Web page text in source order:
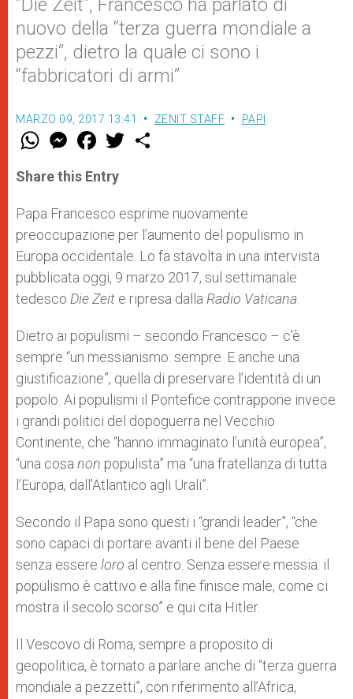
“Die Zeit”, Francesco ha parlato di
nuovo della “terza guerra mondiale a
pezzi”, dietro la quale ci sono i
“fabbricatori di armi”
MARZO 09, 2017 13:41 ZENIT STAFF PAPI
W
t
s
p
p
M
e
s
e
g
e
r
F
a
e
b
o
k
w
r
Share this Entry
Papa Francesco esprime nuovamente
preoccupazione per l’aumento del populismo in
Europa occidentale. Lo fa stavolta in una intervista
pubblicata oggi, 9 marzo 2017, sul settimanale
tedesco DieZeit e ripresa dalla Radio Vaticana.
Dietro ai populismi – secondo Francesco – c’è
sempre “un messianismo: sempre. E anche una
giustificazione”, quella di preservare l’identità di un
popolo. Ai populismi il Pontefice contrappone invece
i grandi politici del dopoguerra nel Vecchio
Continente, che “hanno immaginato l’unità europea”,
“una cosa non populista” ma “una fratellanza di tutta
l’Europa, dall’Atlantico agli Urali”.
Secondo il Papa sono questi i “grandi leader”, “che
sono capaci di portare avanti il bene del Paese
senza essere loro al centro. Senza essere messia: il
populismo è cattivo e alla fine finisce male, come ci
mostra il secolo scorso” e qui cita Hitler.
Il Vescovo di Roma, sempre a proposito di
geopolitica, è tornato a parlare anche di “terza guerra
mondiale a pezzetti”, con riferimento all’Africa,